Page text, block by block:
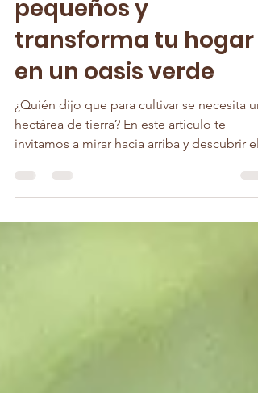
Huertos Verticales:
cultiva en espacios
pequeños y
transforma tu hogar
en un oasis verde
¿Quién dijo que para cultivar se necesita
hectárea de tierra? En este artículo te